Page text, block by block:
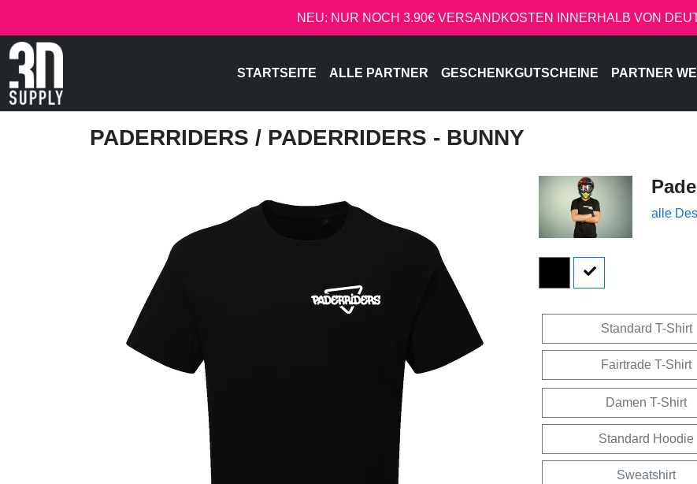
NEU: NUR NOCH 3.90€ VERSANDKOSTEN INNERHALB VON
STARTSEITE ALLE PARTNER GESCHENKGUTSCHEINE PARTNER
PADERRIDERS / PADERRIDERS - BUNNY
alle
Standard T-Shirt
Fairtrade T-Shirt
Damen T-Shirt
Standard Hoodie
Sweatshirt